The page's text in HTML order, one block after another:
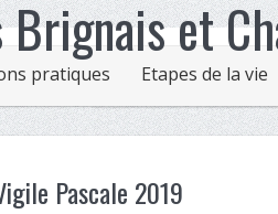
pratiques Etapes de la vie
Pascale 2019